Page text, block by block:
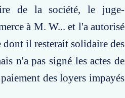
de la société, le juge-
à M. W... et l'a autorisé
dont il resterait solidaire des
n'a pas signé les actes de
des loyers impayés